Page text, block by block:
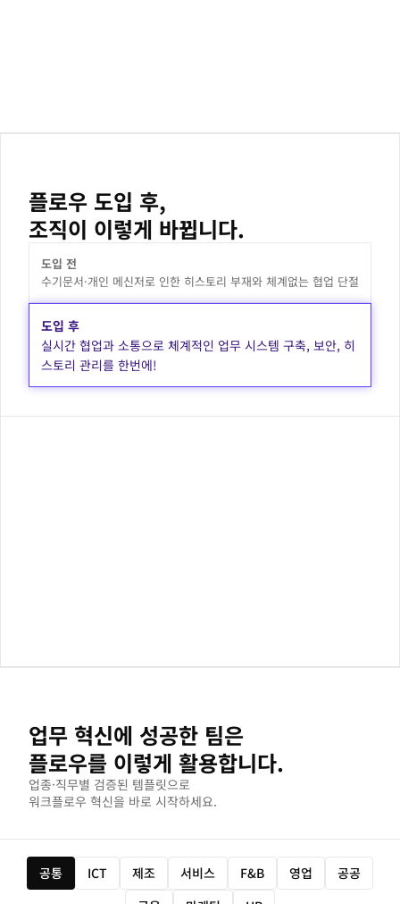
플로우 도입 후,
조직이 이렇게 바뀝니다.
도입 전
수기문서·개인 메신저로 인한 히스토리 부재와 체계없는 협업 단절
도입 후
실시간 협업과 소통으로 체계적인 업무 시스템 구축, 보안, 히
스토리 관리를 한번에!
업무 혁신에 성공한 팀은
플로우를 이렇게 활용합니다.
업종·직무별 검증된 템플릿으로
워크플로우 혁신을 바로 시작하세요.
공통 ICT 제조 서비스 F&B 영업
공공